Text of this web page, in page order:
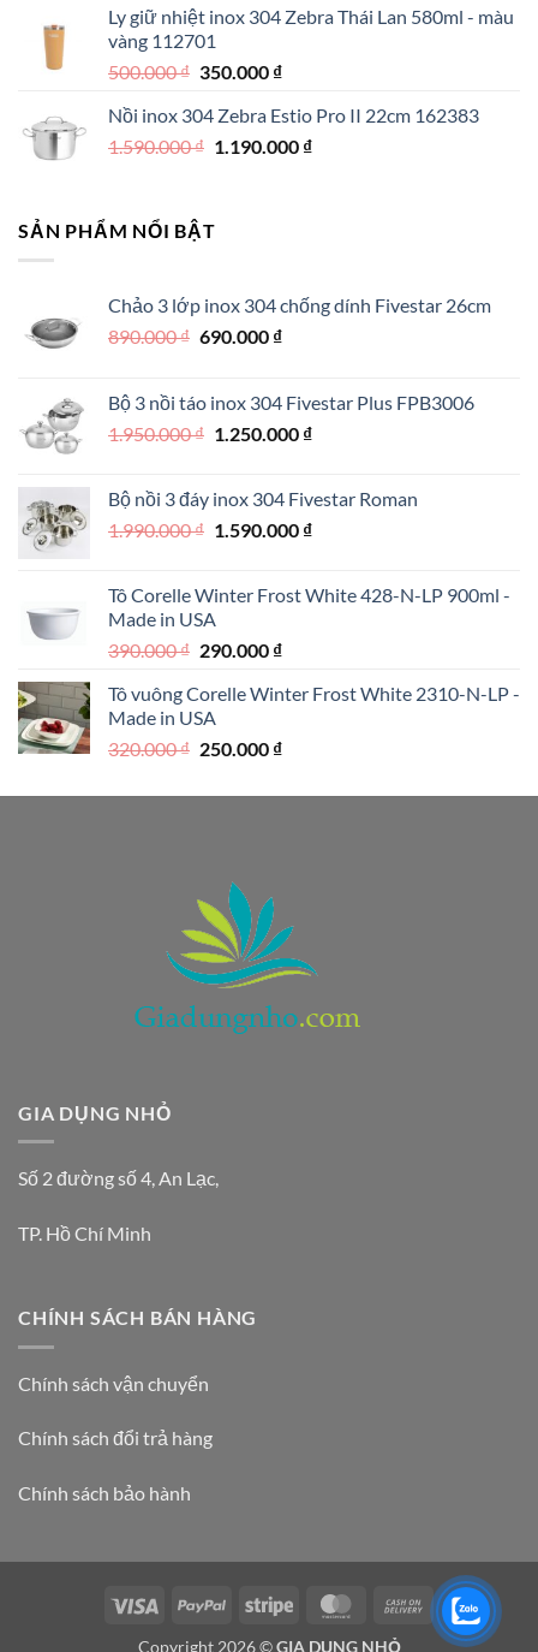
330.000 ₫.là:
Ly giữ nhiệt inox 304 Zebra Thái Lan 580ml - màu
vàng 112701
500.000₫ Giá
là:
500.000 ₫.
350.000 ₫Giá
tại
là:
Nồi inox 304 Zebra Estio Pro II 22cm 162383
1.590.000₫ Giá
1.590.000 ₫.
1.190.000 ₫Giá
SẢN PHẨM NỔI BẬT
Chảo 3 lớp inox 304 chống dính Fivestar 26cm
890.000₫ Giá
890.000 ₫.
690.000 ₫Giá
là:
690.000 ₫.
Bộ 3 nồi táo inox 304 Fivestar Plus FPB3006
1.950.000₫ Giá
1.950.000 ₫.
1.250.000 ₫Giá
là:
1.250.000 ₫.
Bộ nồi 3 đáy inox 304 Fivestar Roman
1.990.000₫ Giá
1.990.000 ₫.
1.590.000 ₫Giá
là:
Tô Corelle Winter Frost White 428-N-LP 900ml -
Made in USA
390.000₫ Giá
là:
390.000 ₫.
290.000 ₫Giá
tại
290.000 ₫.
Tô vuông Corelle Winter Frost White 2310-N-LP -
Made in USA
320.000₫ Giá
là:
250.000 ₫Giá
tại
GIA DỤNG NHỎ
Số 2 đường số 4, An Lạc,
TP. Hồ Chí Minh
CHÍNH SÁCH BÁN HÀNG
Chính sách vận chuyển
Chính sách đổi trả hàng
Chính sách bảo hành
Visa PayPal Stripe MasterCardCash
On
Copyright 2026 ©GIA DỤNG NHỎ